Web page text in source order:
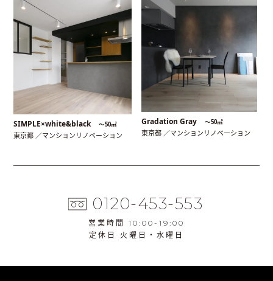
SIMPLE×white&black 〜50㎡
東京都 ／マンションリノベーション
Gradation Gray 〜50㎡
東京都 ／マンションリノベーション
0120-453-553
営業時間 10:00-19:00
定休日 火曜日・水曜日